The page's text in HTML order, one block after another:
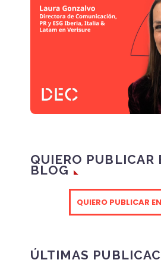
QUIERO PUBLICAR
BLOG
QUIERO PUBLICAR
ÚLTIMAS